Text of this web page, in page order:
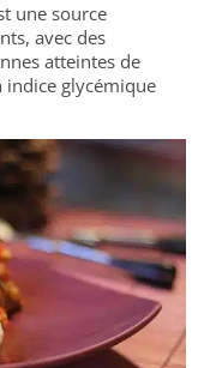
une source
avec des
atteintes de
indice glycémique